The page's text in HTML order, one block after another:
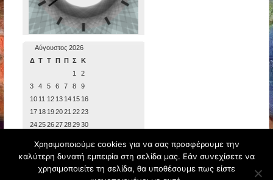
Αύγουστος 2026
Δ Τ Τ Π Π Σ
Κ
1
2
3
4 5 6 7 8
9
10 11 12 13 14 15 16
17 18 192021 2223
24252627282930
« Ιούν
3o ΝΗΠΙΑΓΩΓΕΙΟ ΠΟΛΕΩΣ
Φιλοξενείται από Blogs.sch.gr
Χρησιμοποιούμε cookies για να σας προσφέρουμε την
καλύτερη δυνατή εμπειρία στη σελίδα μας. Εάν συνεχίσετε να
χρησιμοποιείτε τη σελίδα, θα υποθέσουμε πως είστε